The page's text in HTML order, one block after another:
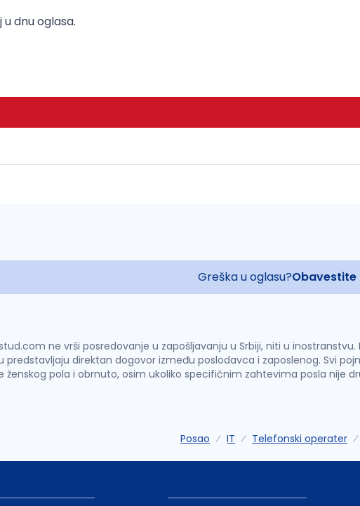
dnu oglasa.
Greška u oglasu?Obavestite
ne vrši posredovanje u zapošljavanju u Srbiji, niti u
predstavljaju direktan dogovor između poslodavca i zaposlenog. Svi
ženskog pola i obrnuto, osim ukoliko specifičnim zahtevima posla nije
Posao IT Telefonski operater